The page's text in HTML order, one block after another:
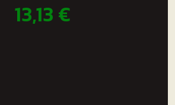
utierkou, odporúčame použitie
13,13€